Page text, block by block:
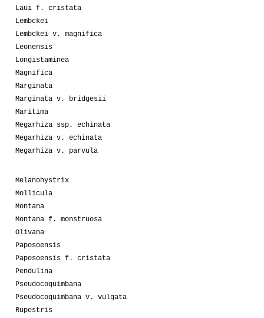
Laui f. cristata
Lembckei
Lembckei v. magnifica
Leonensis
Longistaminea
Magnifica
Marginata
Marginata v. bridgesii
Maritima
Megarhiza ssp. echinata
Megarhiza v. echinata
Megarhiza v. parvula
Melanohystrix
Mollicula
Montana
Montana f. monstruosa
Olivana
Paposoensis
Paposoensis f. cristata
Pendulina
Pseudocoquimbana
Pseudocoquimbana v. vulgata
Rupestris